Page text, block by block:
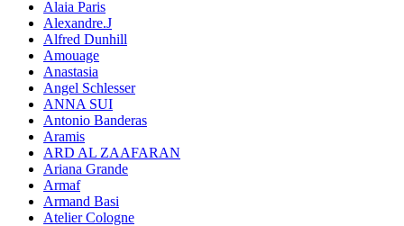
Alaia Paris
Alexandre.J
Alfred Dunhill
Amouage
Anastasia
Angel Schlesser
ANNA SUI
Antonio Banderas
Aramis
ARD AL ZAAFARAN
Ariana Grande
Armaf
Armand Basi
Atelier Cologne